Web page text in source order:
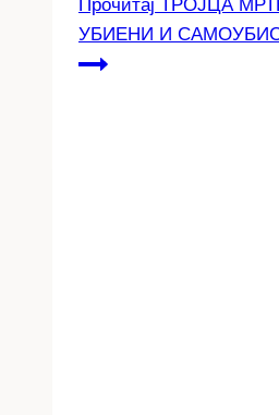
УБИЕНИ И